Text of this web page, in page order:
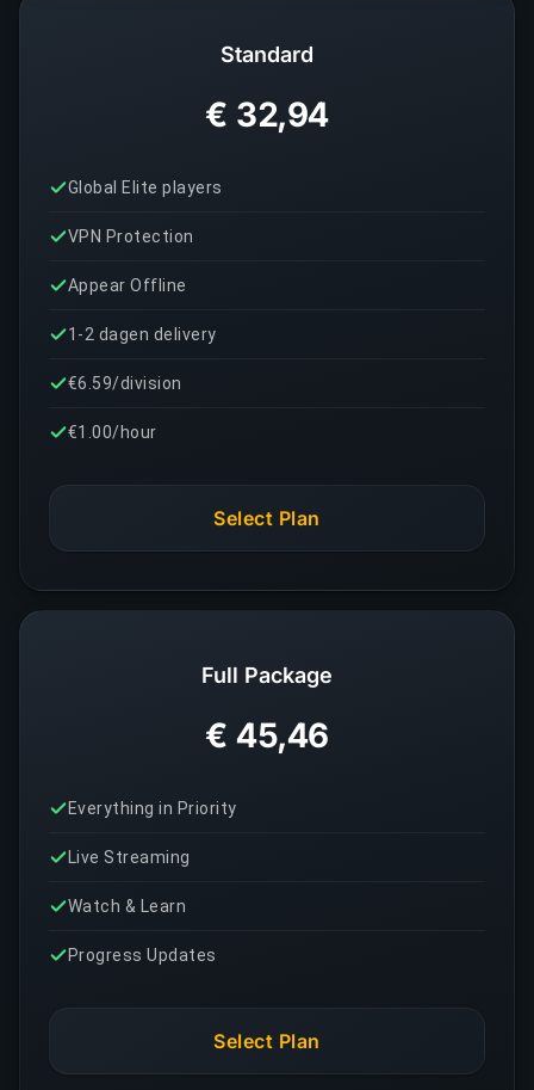
Standard
€ 32,94
Global Elite players
VPN Protection
Appear Offline
1-2 dagen delivery
€6.59/division
€1.00/hour
Select Plan
Full Package
€ 45,46
Everything in Priority
Live Streaming
Watch & Learn
Progress Updates
Select Plan